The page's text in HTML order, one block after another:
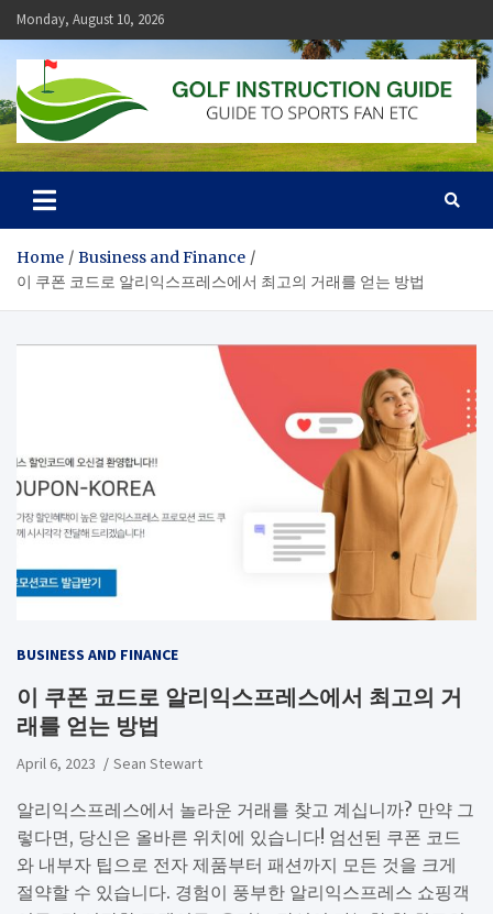
Skip
to
content
Monday, August 10, 2026
Golf Instruction Guide
Guide to Sports Fan Etc
Home
Business and Finance
이 쿠폰 코드로 알리익스프레스에서 최고의 거래를 얻는 방법
BUSINESS AND FINANCE
이 쿠폰 코드로 알리익스프레스에서 최고의 거
래를 얻는 방법
April 6, 2023 Sean Stewart
알리익스프레스에서 놀라운 거래를 찾고 계십니까? 만약 그
렇다면, 당신은 올바른 위치에 있습니다! 엄선된 쿠폰 코드
와 내부자 팁으로 전자 제품부터 패션까지 모든 것을 크게
절약할 수 있습니다. 경험이 풍부한 알리익스프레스 쇼핑객